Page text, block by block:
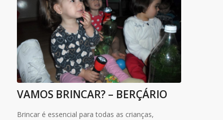
VAMOS BRINCAR? – BERÇÁRIO
Brincar é essencial para todas as crianças,